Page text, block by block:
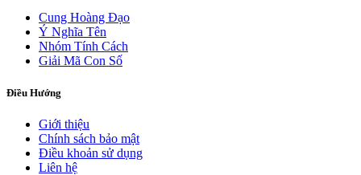
Cung Hoàng Đạo
Ý Nghĩa Tên
Nhóm Tính Cách
Giải Mã Con Số
Điều Hướng
Giới thiệu
Chính sách bảo mật
Điều khoản sử dụng
Liên hệ